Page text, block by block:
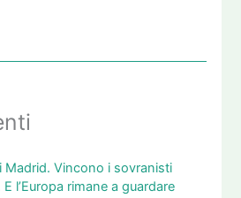
Madrid. Vincono i sovranisti
l’Europa rimane a guardare